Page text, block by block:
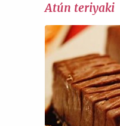
Atún teriyaki